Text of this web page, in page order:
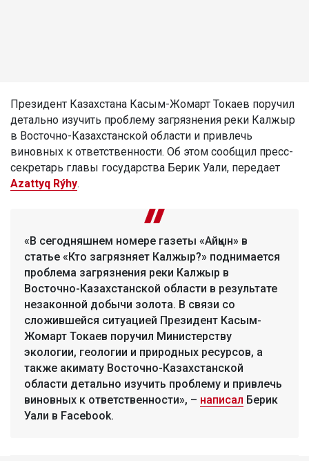
Президент Казахстана Касым-Жомарт Токаев поручил
детально изучить проблему загрязнения реки Калжыр
в Восточно-Казахстанской области и привлечь
виновных к ответственности. Об этом сообщил пресс-
секретарь главы государства Берик Уали, передает
Azattyq Rýhy.
«В сегодняшнем номере газеты «Айқын» в
статье «Кто загрязняет Калжыр?» поднимается
проблема загрязнения реки Калжыр в
Восточно-Казахстанской области в результате
незаконной добычи золота. В связи со
сложившейся ситуацией Президент Касым-
Жомарт Токаев поручил Министерству
экологии, геологии и природных ресурсов, а
также акимату Восточно-Казахстанской
области детально изучить проблему и привлечь
виновных к ответственности», – написал Берик
Уали в Facebook.